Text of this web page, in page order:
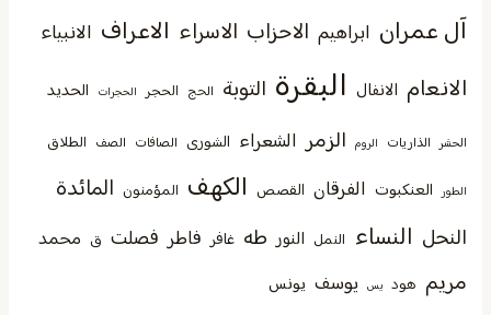
آل عمران ابراهيم الاحزاب الاسراء الاعراف الانبياء
الانعام الانفال البقرة التوبة الحج الحجر الحجرات الحديد
الحشر الذاريات الروم الزمر الشعراء الشورى الصافات الصف الطلاق
الطور العنكبوت الفرقان القصص الكهف المؤمنون المائدة
النحل النساء النمل النور طه غافر فاطر فصلت ق محمد
مريم هود يس يوسف يونس